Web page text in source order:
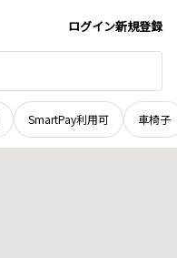
ログイン新規登録
SmartPay利用可 車椅子